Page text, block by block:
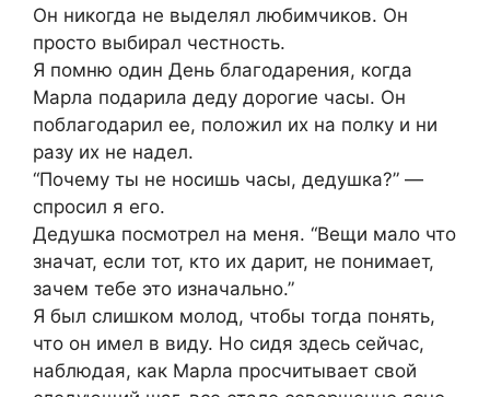
Он никогда не выделял любимчиков. Он
просто выбирал честность.
Я помню один День благодарения, когда
Марла подарила деду дорогие часы. Он
поблагодарил ее, положил их на полку и ни
разу их не надел.
“Почему ты не носишь часы, дедушка?” —
спросил я его.
Дедушка посмотрел на меня. “Вещи мало что
значат, если тот, кто их дарит, не понимает,
зачем тебе это изначально.”
Я был слишком молод, чтобы тогда понять,
что он имел в виду. Но сидя здесь сейчас,
наблюдая, как Марла просчитывает свой